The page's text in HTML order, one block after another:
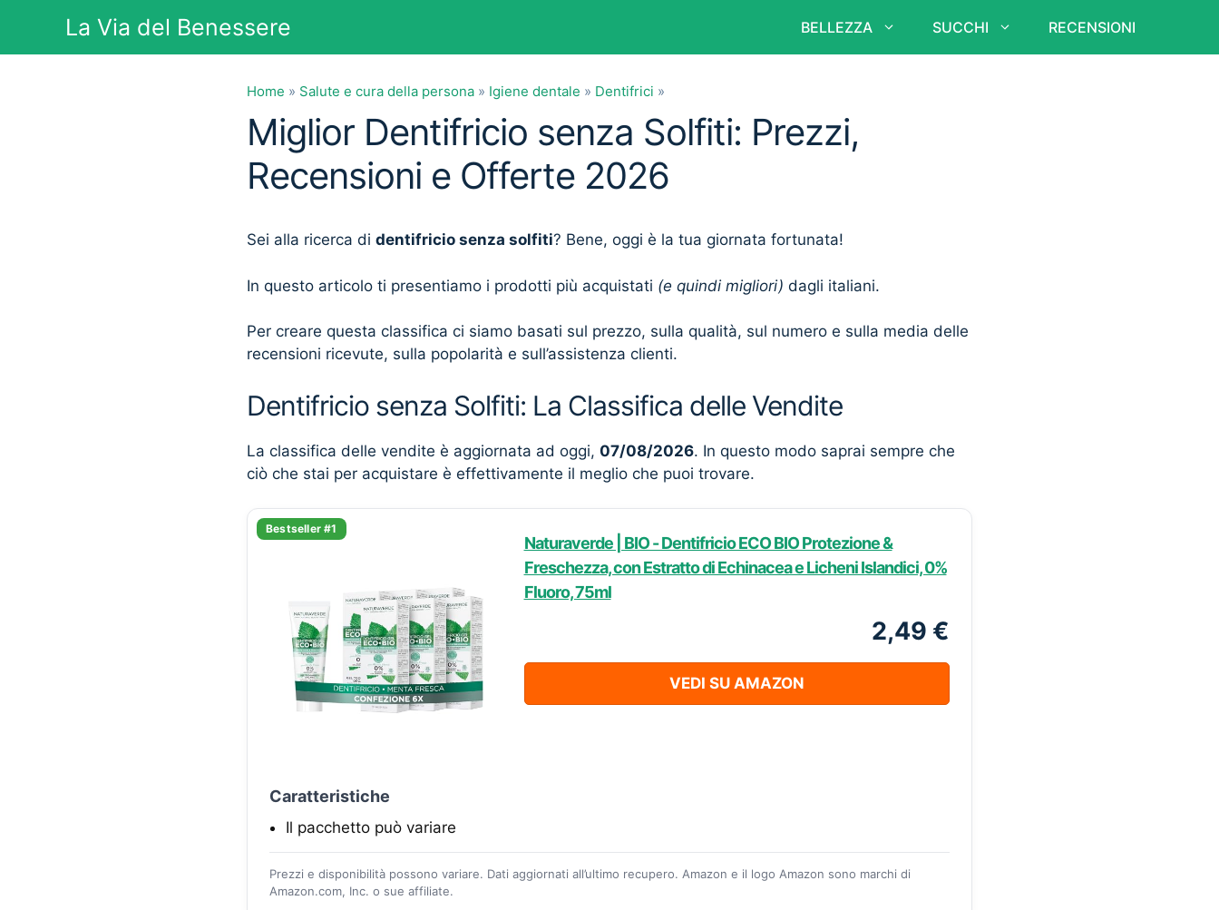
contenuto
La Via del Benessere BELLEZZA SUCCHI RECENSIONI
Home » Salute e cura della persona » Igiene dentale » Dentifrici »
Miglior Dentifricio senza Solfiti: Prezzi,
Recensioni e Offerte 2026
Sei alla ricerca di dentifricio senza solfiti? Bene, oggi è la tua giornata fortunata!
In questo articolo ti presentiamo i prodotti più acquistati (e quindi migliori) dagli italiani.
Per creare questa classifica ci siamo basati sul prezzo, sulla qualità, sul numero e sulla media delle
recensioni ricevute, sulla popolarità e sull’assistenza clienti.
Dentifricio senza Solfiti: La Classifica delle Vendite
La classifica delle vendite è aggiornata ad oggi, 07/08/2026. In questo modo saprai sempre che
ciò che stai per acquistare è effettivamente il meglio che puoi trovare.
Bestseller #1
Naturaverde | BIO - Dentifricio ECO BIO Protezione &
Freschezza, con Estratto di Echinacea e Licheni Islandici, 0%
Fluoro, 75ml
2,49 €
VEDI SU AMAZON
Caratteristiche
Il pacchetto può variare
Prezzi e disponibilità possono variare. Dati aggiornati all’ultimo recupero. Amazon e il logo Amazon sono marchi di
Amazon.com, Inc. o sue affiliate.